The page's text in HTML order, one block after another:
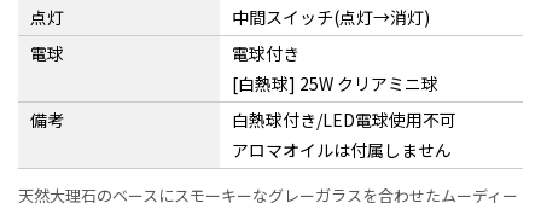
点灯
中間スイッチ(点灯→消灯)
電球
電球付き
[白熱球] 25W クリアミニ球
備考
白熱球付き/LED電球使用不可
アロマオイルは付属しません
天然大理石のベースにスモーキーなグレーガラスを合わせたムーディー